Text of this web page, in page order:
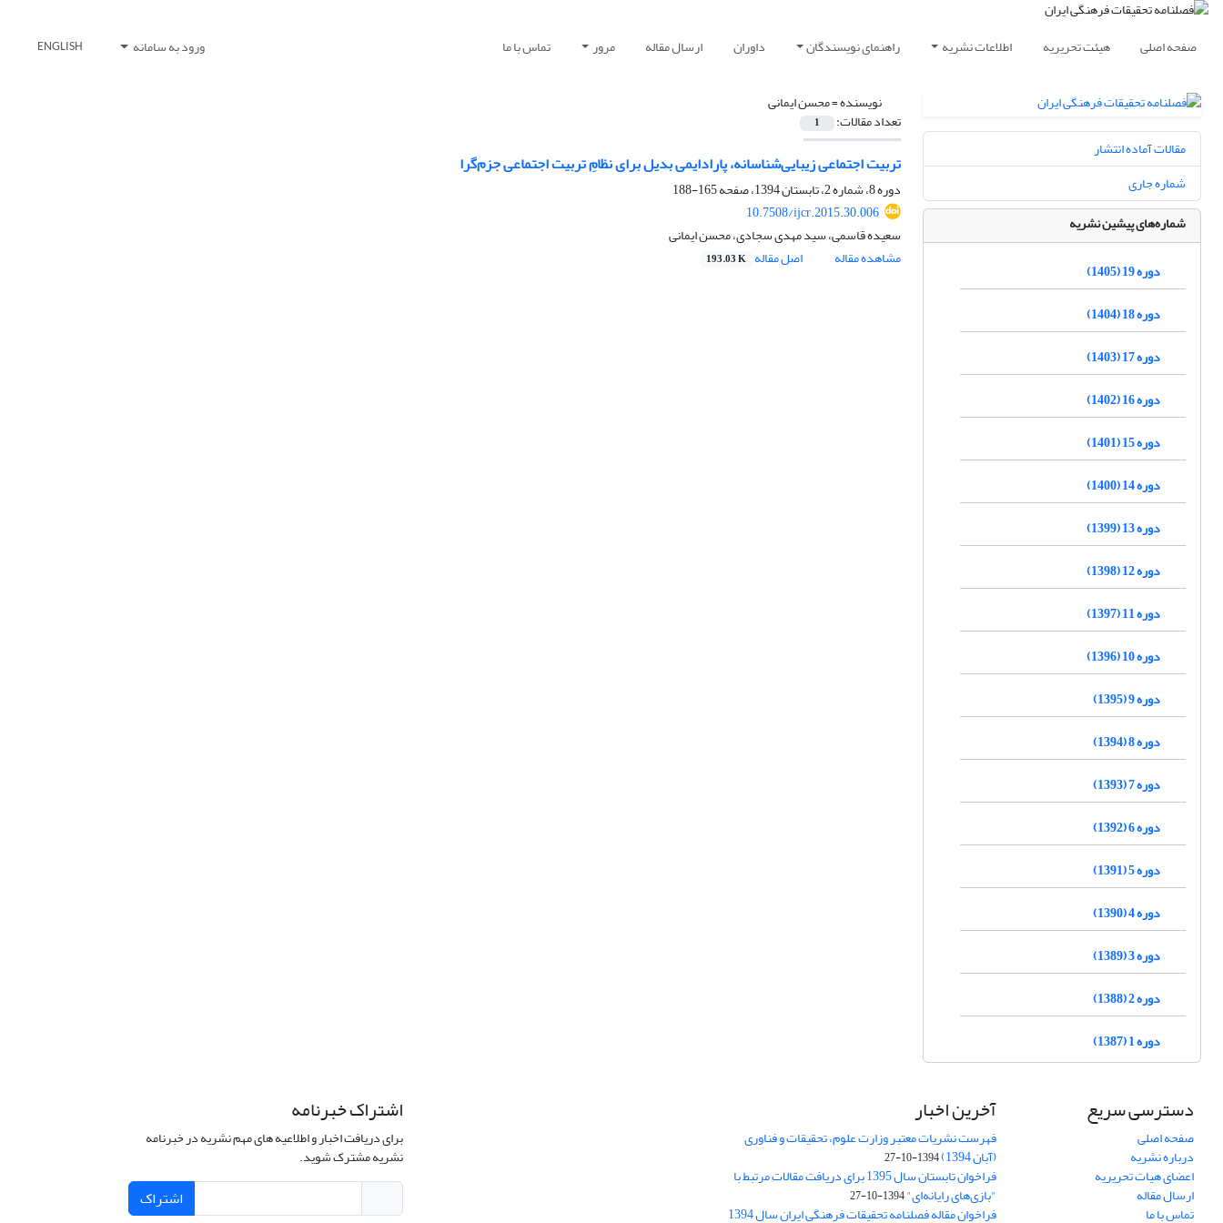
صفحه اصلی هیئت تحریریه اطلاعات نشریه راهنمای نویسندگان داوران ارسال مقاله مرور تماس با ما ورود به سامانه ENGLISH
نویسنده =محسن ایمانی
تعداد مقالات: 1
تربیت اجتماعی زیبایی‌شناسانه، پارادایمی بدیل برای نظام‌ِ تربیت اجتماعی جزم‌گرا
دوره 8، شماره 2، تابستان 1394، صفحه
165-188
10.7508/ijcr.2015.30.006
سعیده قاسمی، سید مهدی سجادی، محسن ایمانی
مشاهده مقاله
اصل مقاله 193.03 K
مقالات آماده انتشار
شماره جاری
شماره‌های پیشین نشریه
دوره 19 (1405)
دوره 18 (1404)
دوره 17 (1403)
دوره 16 (1402)
دوره 15 (1401)
دوره 14 (1400)
دوره 13 (1399)
دوره 12 (1398)
دوره 11 (1397)
دوره 10 (1396)
دوره 9 (1395)
دوره 8 (1394)
دوره 7 (1393)
دوره 6 (1392)
دوره 5 (1391)
دوره 4 (1390)
دوره 3 (1389)
دوره 2 (1388)
دوره 1 (1387)
دسترسی سریع
صفحه اصلی
درباره نشریه
اعضای هیات تحریریه
ارسال مقاله
تماس با ما
آخرین اخبار
فهرست نشریات معتبر وزارت علوم، تحقیقات و فناوری
(آبان 1394) 1394-10-27
فراخوان تابستان سال 1395 برای دریافت مقالات مرتبط با
"بازی‌های رایانه‌ای"1394-10-27
فراخوان مقاله فصلنامه تحقیقات فرهنگی ایران سال 1394
اشتراک خبرنامه
برای دریافت اخبار و اطلاعیه های مهم نشریه در خبرنامه
نشریه مشترک شوید.
اشتراک